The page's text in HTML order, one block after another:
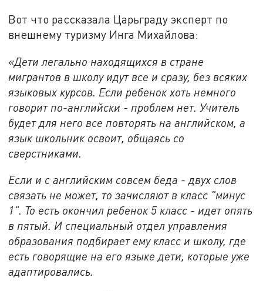
Вот что рассказала Царьграду эксперт по
внешнему туризму Инга Михайлова:
«Дети легально находящихся в стране
мигрантов в школу идут все и сразу, без всяких
языковых курсов. Если ребенок хоть немного
говорит по-английски - проблем нет. Учитель
будет для него все повторять на английском, а
язык школьник освоит, общаясь со
сверстниками.
Если и с английским совсем беда - двух слов
связать не может, то зачисляют в класс "минус
1". То есть окончил ребенок 5 класс - идет опять
в пятый. И специальный отдел управления
образования подбирает ему класс и школу, где
есть говорящие на его языке дети, которые уже
адаптировались.